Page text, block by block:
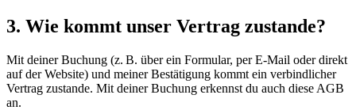
3. Wie kommt unser Vertrag zustande?
Mit deiner Buchung (z. B. über ein Formular, per E-Mail oder direkt
auf der Website) und meiner Bestätigung kommt ein verbindlicher
Vertrag zustande. Mit deiner Buchung erkennst du auch diese AGB
an.